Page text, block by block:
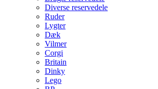
Diverse reservedele
Ruder
Lygter
Dæk
Vilmer
Corgi
Britain
Dinky
Lego